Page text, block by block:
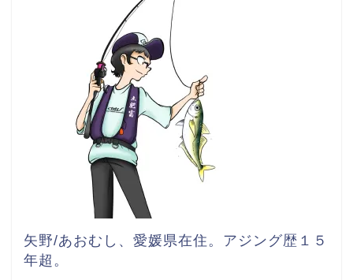
矢野/あおむし、愛媛県在住。 アジング歴１５
年超。